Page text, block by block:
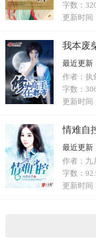
字数：
更新时间
我本废
最近更新
作者： 执
字数：
更新时间
情难自
最近更新
作者： 九
字数：
更新时间